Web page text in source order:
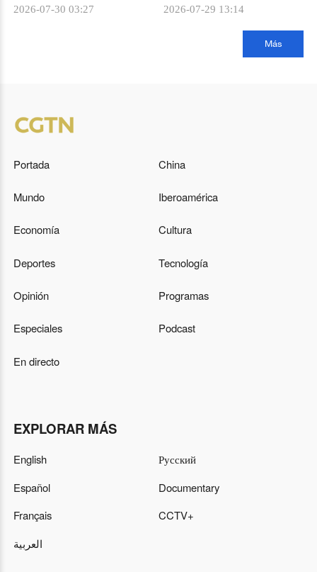
2026-07-30 03:27 2026-07-29 13:14
Más
Portada China
Mundo Iberoamérica
Economía Cultura
Deportes Tecnología
Opinión Programas
Especiales Podcast
En directo
EXPLORAR MÁS
English
Español
Français
العربية
Русский
Documentary
CCTV+